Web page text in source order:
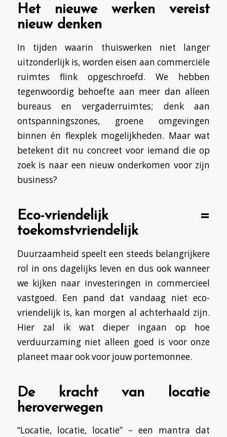
Het nieuwe werken vereist
nieuw denken
In tijden waarin thuiswerken niet langer
uitzonderlijk is, worden eisen aan commerciële
ruimtes flink opgeschroefd. We hebben
tegenwoordig behoefte aan meer dan alleen
bureaus en vergaderruimtes; denk aan
ontspanningszones, groene omgevingen
binnen én flexplek mogelijkheden. Maar wat
betekent dit nu concreet voor iemand die op
zoek is naar een nieuw onderkomen voor zijn
business?
Eco-vriendelijk =
toekomstvriendelijk
Duurzaamheid speelt een steeds belangrijkere
rol in ons dagelijks leven en dus ook wanneer
we kijken naar investeringen in commercieel
vastgoed. Een pand dat vandaag niet eco-
vriendelijk is, kan morgen al achterhaald zijn.
Hier zal ik wat dieper ingaan op hoe
verduurzaming niet alleen goed is voor onze
planeet maar ook voor jouw portemonnee.
De kracht van locatie
heroverwegen
“Locatie, locatie, locatie” – een mantra dat